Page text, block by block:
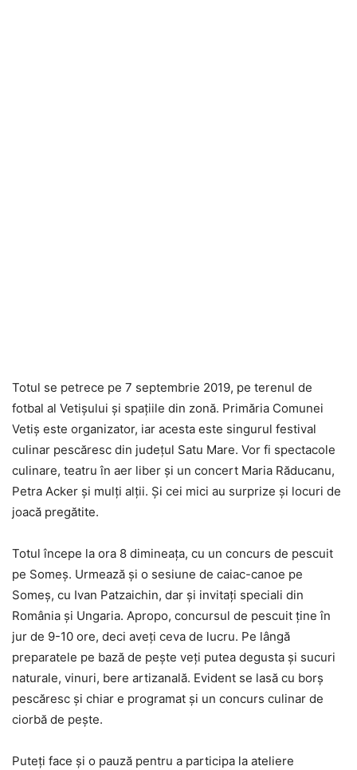
Totul se petrece pe 7 septembrie 2019, pe terenul de
fotbal al Vetişului şi spaţiile din zonă. Primăria Comunei
Vetiş este organizator, iar acesta este singurul festival
culinar pescăresc din judeţul Satu Mare. Vor fi spectacole
culinare, teatru în aer liber şi un concert Maria Răducanu,
Petra Acker şi mulţi alţii. Şi cei mici au surprize şi locuri de
joacă pregătite.
Totul începe la ora 8 dimineaţa, cu un concurs de pescuit
pe Someş. Urmează şi o sesiune de caiac-canoe pe
Someş, cu Ivan Patzaichin, dar şi invitaţi speciali din
România şi Ungaria. Apropo, concursul de pescuit ţine în
jur de 9-10 ore, deci aveţi ceva de lucru. Pe lângă
preparatele pe bază de peşte veţi putea degusta şi sucuri
naturale, vinuri, bere artizanală. Evident se lasă cu borş
pescăresc şi chiar e programat şi un concurs culinar de
ciorbă de peşte.
Puteţi face şi o pauză pentru a participa la ateliere